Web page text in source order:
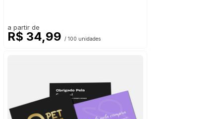
a partir de
R$ 34,99 / 100 unidades